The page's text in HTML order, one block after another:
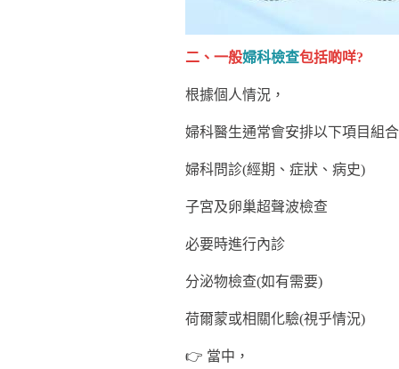
二、一般婦科檢查包括啲咩?
根據個人情況，
婦科醫生通常會安排以下項目組
婦科問診(經期、症狀、病史)
子宮及卵巢超聲波檢查
必要時進行內診
分泌物檢查(如有需要)
荷爾蒙或相關化驗(視乎情況)
👉 當中，